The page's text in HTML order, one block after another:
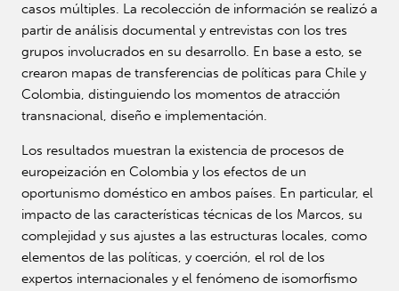
casos múltiples. La recolección de información se realizó a
partir de análisis documental y entrevistas con los tres
grupos involucrados en su desarrollo. En base a esto, se
crearon mapas de transferencias de políticas para Chile y
Colombia, distinguiendo los momentos de atracción
transnacional, diseño e implementación.
Los resultados muestran la existencia de procesos de
europeización en Colombia y los efectos de un
oportunismo doméstico en ambos países. En particular, el
impacto de las características técnicas de los Marcos, su
complejidad y sus ajustes a las estructuras locales, como
elementos de las políticas, y coerción, el rol de los
expertos internacionales y el fenómeno de isomorfismo